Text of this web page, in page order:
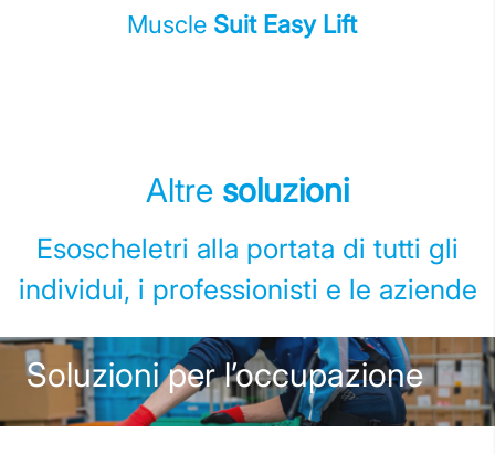
Muscle Suit Easy Lift
Altre soluzioni
Esoscheletri alla portata di tutti gli
individui, i professionisti e le aziende
Soluzioni per l’occupazione